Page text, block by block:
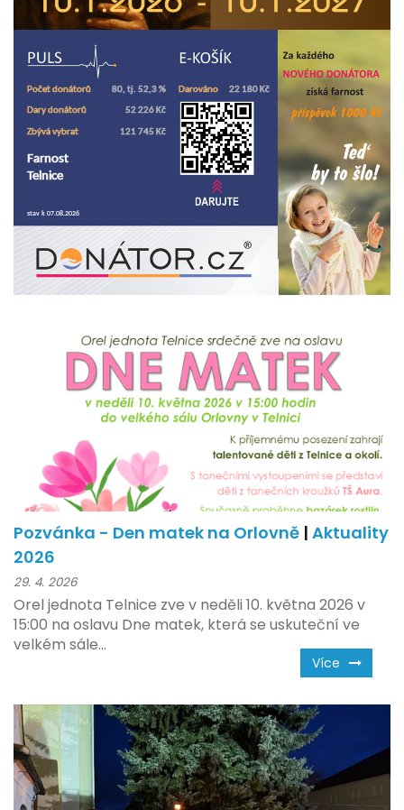
Pozvánka - Den matek na Orlovně | Aktuality
2026
29. 4. 2026
Orel jednota Telnice zve v neděli 10. května 2026 v
15:00 na oslavu Dne matek, která se uskuteční ve
velkém sále...
Více